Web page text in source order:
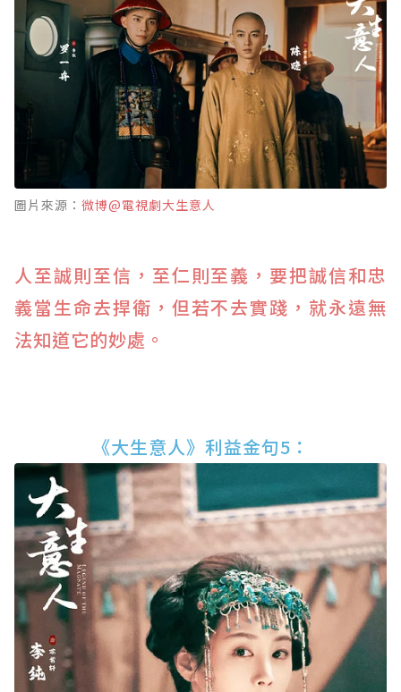
圖片來源： 微博@電視劇大生意人
人至誠則至信，至仁則至義，要把誠信和忠
義當生命去捍衛，但若不去實踐，就永遠無
法知道它的妙處。
《大生意人》利益金句5：